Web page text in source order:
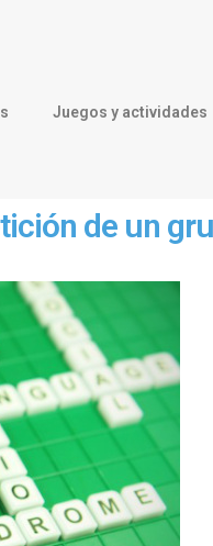
Juegos y actividades
de un